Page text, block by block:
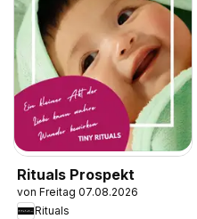
Rituals Prospekt
von Freitag 07.08.2026
Rituals